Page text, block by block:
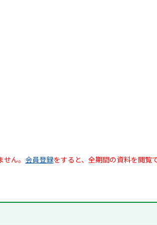
ん。 会員登録をすると、全期間の資料を閲覧